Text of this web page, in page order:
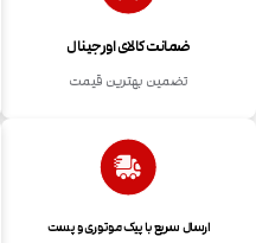
ضمانت کالای اورجینال
تضمین بهترین قیمت
ارسال سریع با پیک موتوری و پست